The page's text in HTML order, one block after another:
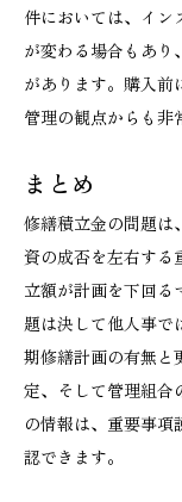
件においては、イン
が変わる場合もあり
があります。購入前
管理の観点からも非
まとめ
修繕積立金の問題は
資の成否を左右する
立額が計画を下回る
題は決して他人事で
期修繕計画の有無と
定、そして管理組合
の情報は、重要事
認できます。